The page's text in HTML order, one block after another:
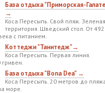
База отдыха "Приморская-
→
Коса Пересыпь. Свой пляж. Зеленая
территория. Шведский стол. От 492
с питанием.
Коттеджи "Танитедж"→
Коса Пересыпь. Первая линия.
База отдыха "Bona Dea" →
Коса Пересыпь. 20 метров до
море.